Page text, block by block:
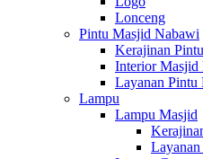
Lonceng
Pintu Masjid Nabawi
Kerajinan
Interior Masjid
Layanan Pintu
Lampu
Lampu Masjid